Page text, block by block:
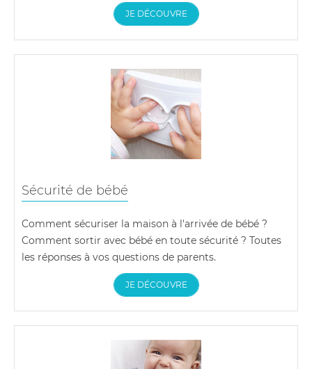
JE DÉCOUVRE
Sécurité de bébé
Comment sécuriser la maison à l'arrivée de bébé ?
Comment sortir avec bébé en toute sécurité ? Toutes
les réponses à vos questions de parents.
JE DÉCOUVRE